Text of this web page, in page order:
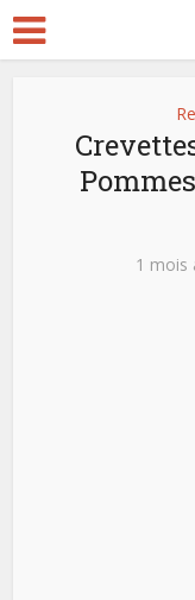
1 mois